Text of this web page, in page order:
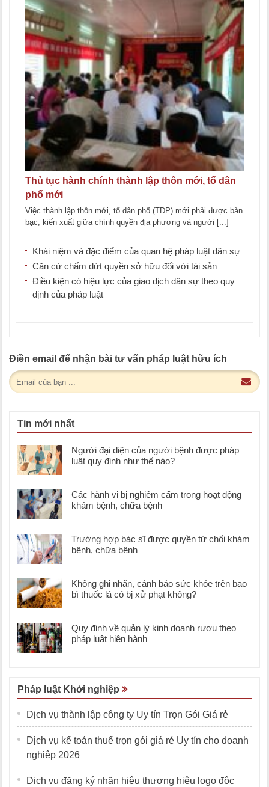
Thủ tục hành chính thành lập thôn mới, tổ dân
phố mới
Việc thành lập thôn mới, tổ dân phố (TDP) mới phải được bàn
bạc, kiến xuất giữa chính quyền địa phương và người [...]
Khái niệm và đặc điểm của quan hệ pháp luật dân sự
Căn cứ chấm dứt quyền sở hữu đối với tài sản
Điều kiện có hiệu lực của giao dịch dân sự theo quy
định của pháp luật
Điền email để nhận bài tư vấn pháp luật hữu ích
Tin mới nhất
Người đại diện của người bệnh được pháp
luật quy định như thế nào?
Các hành vi bị nghiêm cấm trong hoạt động
khám bệnh, chữa bệnh
Trường hợp bác sĩ được quyền từ chối khám
bệnh, chữa bệnh
Không ghi nhãn, cảnh báo sức khỏe trên bao
bì thuốc lá có bị xử phạt không?
Quy định về quản lý kinh doanh rượu theo
pháp luật hiện hành
Pháp luật Khởi nghiệp
Dịch vụ thành lập công ty Uy tín Trọn Gói Giá rẻ
Dịch vụ kế toán thuế trọn gói giá rẻ Uy tín cho doanh
nghiệp 2026
Dịch vụ đăng ký nhãn hiệu thương hiệu logo độc